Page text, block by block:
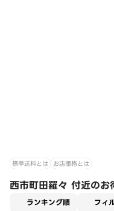
標準送料とは お店価格とは
西市町田羅々 付近のお
ランキング順 フィ